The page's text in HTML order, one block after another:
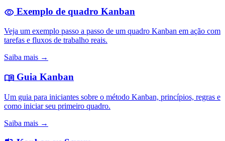
visibility Exemplo de quadro Kanban
Veja um exemplo passo a passo de um quadro Kanban em ação com
tarefas e fluxos de trabalho reais.
Saiba mais →
menu_book Guia Kanban
Um guia para iniciantes sobre o método Kanban, princípios, regras e
como iniciar seu primeiro quadro.
Saiba mais →